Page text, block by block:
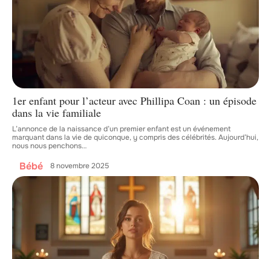
1er enfant pour l’acteur avec Phillipa Coan : un épisode
dans la vie familiale
L’annonce de la naissance d’un premier enfant est un événement
marquant dans la vie de quiconque, y compris des célébrités. Aujourd’hui,
nous nous penchons…
Bébé 8 novembre 2025